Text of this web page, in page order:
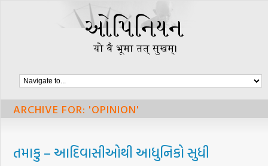
ARCHIVE FOR: 'OPINION'
તમાકુ – આદિવાસીઓથી આધુનિકો સુધી